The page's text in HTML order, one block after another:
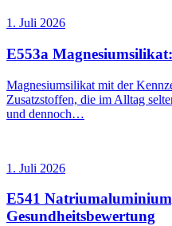
1. Juli 2026
E553a
Magnesiumsilikat mit der
Zusatzstoffen, die im Alltag
und dennoch…
1. Juli 2026
E541
Gesundheitsbewertung